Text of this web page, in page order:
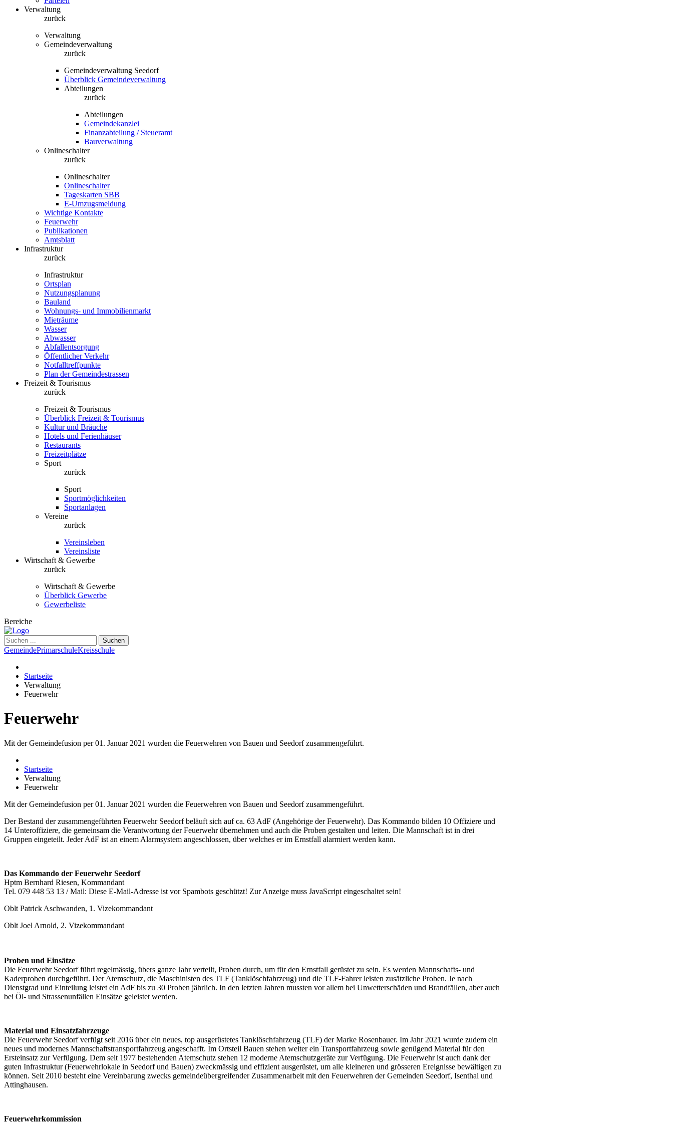
Verwaltung
zurück
Verwaltung
Gemeindeverwaltung
zurück
Gemeindeverwaltung Seedorf
Überblick Gemeindeverwaltung
Abteilungen
zurück
Abteilungen
Gemeindekanzlei
Finanzabteilung / Steueramt
Bauverwaltung
Onlineschalter
zurück
Onlineschalter
Onlineschalter
Tageskarten SBB
E-Umzugsmeldung
Wichtige Kontakte
Feuerwehr
Publikationen
Amtsblatt
Infrastruktur
zurück
Infrastruktur
Ortsplan
Nutzungsplanung
Bauland
Wohnungs- und Immobilienmarkt
Mieträume
Wasser
Abwasser
Abfallentsorgung
Öffentlicher Verkehr
Notfalltreffpunkte
Plan der Gemeindestrassen
Freizeit & Tourismus
zurück
Freizeit & Tourismus
Überblick Freizeit & Tourismus
Kultur und Bräuche
Hotels und Ferienhäuser
Restaurants
Freizeitplätze
Sport
zurück
Sport
Sportmöglichkeiten
Sportanlagen
Vereine
zurück
Vereinsleben
Vereinsliste
Wirtschaft & Gewerbe
zurück
Wirtschaft & Gewerbe
Überblick Gewerbe
Gewerbeliste
Bereiche
Suchen
GemeindePrimarschuleKreisschule
Startseite
Verwaltung
Feuerwehr
Feuerwehr
Mit der Gemeindefusion per 01. Januar 2021 wurden die Feuerwehren von Bauen und Seedorf zusammengeführt.
Startseite
Verwaltung
Feuerwehr
Mit der Gemeindefusion per 01. Januar 2021 wurden die Feuerwehren von Bauen und Seedorf zusammengeführt.
Der Bestand der zusammengeführten Feuerwehr Seedorf beläuft sich auf ca. 63 AdF (Angehörige der Feuerwehr). Das Kommando bilden 10 Offiziere und
14 Unteroffiziere, die gemeinsam die Verantwortung der Feuerwehr übernehmen und auch die Proben gestalten und leiten. Die Mannschaft ist in drei
Gruppen eingeteilt. Jeder AdF ist an einem Alarmsystem angeschlossen, über welches er im Ernstfall alarmiert werden kann.
Das Kommando der Feuerwehr Seedorf
Hptm Bernhard Riesen, Kommandant
Tel. 079 448 53 13 / Mail: Diese E-Mail-Adresse ist vor Spambots geschützt! Zur Anzeige muss JavaScript eingeschaltet sein!
Oblt Patrick Aschwanden, 1. Vizekommandant
Oblt Joel Arnold, 2. Vizekommandant
Proben und Einsätze
Die Feuerwehr Seedorf führt regelmässig, übers ganze Jahr verteilt, Proben durch, um für den Ernstfall gerüstet zu sein. Es werden Mannschafts- und
Kaderproben durchgeführt. Der Atemschutz, die Maschinisten des TLF (Tanklöschfahrzeug) und die TLF-Fahrer leisten zusätzliche Proben. Je nach
Dienstgrad und Einteilung leistet ein AdF bis zu 30 Proben jährlich. In den letzten Jahren mussten vor allem bei Unwetterschäden und Brandfällen, aber auch
bei Öl- und Strassenunfällen Einsätze geleistet werden.
Material und Einsatzfahrzeuge
Die Feuerwehr Seedorf verfügt seit 2016 über ein neues, top ausgerüstetes Tanklöschfahrzeug (TLF) der Marke Rosenbauer. Im Jahr 2021 wurde zudem ein
neues und modernes Mannschaftstransportfahrzeug angeschafft. Im Ortsteil Bauen stehen weiter ein Transportfahrzeug sowie genügend Material für den
Ersteinsatz zur Verfügung. Dem seit 1977 bestehenden Atemschutz stehen 12 moderne Atemschutzgeräte zur Verfügung. Die Feuerwehr ist auch dank der
guten Infrastruktur (Feuerwehrlokale in Seedorf und Bauen) zweckmässig und effizient ausgerüstet, um alle kleineren und grösseren Ereignisse bewältigen zu
können. Seit 2010 besteht eine Vereinbarung zwecks gemeindeübergreifender Zusammenarbeit mit den Feuerwehren der Gemeinden Seedorf, Isenthal und
Attinghausen.
Feuerwehrkommission